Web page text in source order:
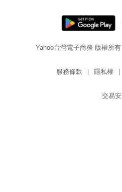
Yahoo台灣電子商務 版權所
服務條款 | 隱私權 |
交易